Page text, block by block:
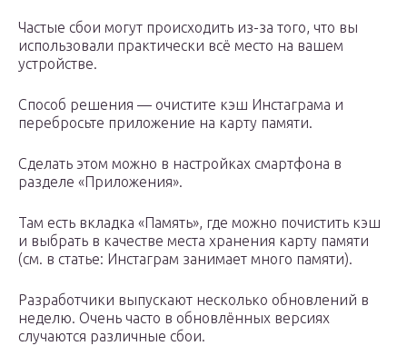
Частые сбои могут происходить из-за того, что вы
использовали практически всё место на вашем
устройстве.
Способ решения — очистите кэш Инстаграма и
перебросьте приложение на карту памяти.
Сделать этом можно в настройках смартфона в
разделе «Приложения».
Там есть вкладка «Память», где можно почистить кэш
и выбрать в качестве места хранения карту памяти
(см. в статье: Инстаграм занимает много памяти).
Разработчики выпускают несколько обновлений в
неделю. Очень часто в обновлённых версиях
случаются различные сбои.